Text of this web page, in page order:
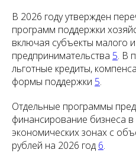
В 2026 году утвержден
программ поддержки
включая субъекты малого
предпринимательства 5. В
льготные кредиты,
формы поддержки 5.
Отдельные программы
финансирование бизнеса
экономических зонах с
рублей на 2026 год 6.